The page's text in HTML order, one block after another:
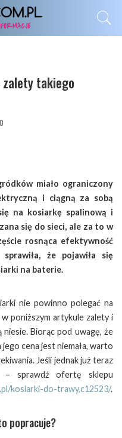
zalety takiego
miało ograniczony
i ciągną za sobą
na kosiarkę spalinową i
się do sieci, ale za to w
rosnąca efektywność
że pojawiła się
na baterie.
nie powinno polegać na
poniższym artykule zalety i
niesie. Biorąc pod uwagę, że
cena jest niemała, warto
Jeśli jednak już teraz
– sprawdź ofertę sklepu
kosiarki-do-trawy,c12523/.
popracuje?